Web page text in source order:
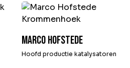
Marco Hofstede
Hoofd productie katalysatoren